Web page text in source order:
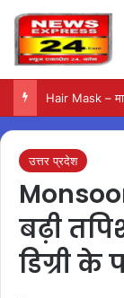
Hair Mask –
उत्तर प्रदेश
बढ़ी
डिग्री के